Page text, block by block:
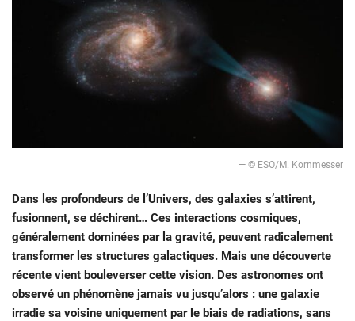
— © ESO/M. Kornmesser
Dans les profondeurs de l’Univers, des galaxies s’attirent,
fusionnent, se déchirent… Ces interactions cosmiques,
généralement dominées par la gravité, peuvent radicalement
transformer les structures galactiques. Mais une découverte
récente vient bouleverser cette vision. Des astronomes ont
observé un phénomène jamais vu jusqu’alors : une galaxie
irradie sa voisine uniquement par le biais de radiations, sans